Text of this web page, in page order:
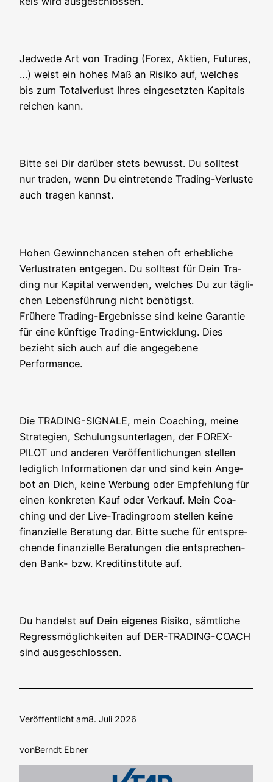
Jed­we­de Art von Tra­ding (Forex, Akti­en, Futures,
…) weist ein hohes Maß an Risi­ko auf, wel­ches
bis zum Total­ver­lust Ihres ein­ge­setz­ten Kapi­tals
rei­chen kann.
Bit­te sei Dir dar­über stets bewusst. Du soll­test
nur traden, wenn Du ein­tre­ten­de Tra­ding-Ver­lus­te
auch tra­gen kannst.
Hohen Gewinn­chan­cen ste­hen oft erheb­li­che
Ver­lust­ra­ten ent­ge­gen. Du soll­test für Dein Tra­
ding nur Kapi­tal ver­wen­den, wel­ches Du zur täg­li­
chen Lebens­füh­rung nicht benö­tigst.
Frü­he­re Tra­ding-Ergeb­nis­se sind kei­ne Garan­tie
für eine künf­ti­ge Tra­ding-Ent­wick­lung. Dies
bezieht sich auch auf die ange­ge­be­ne
Performance.
Die TRADING-SIGNALE, mein Coa­ching, mei­ne
Stra­te­gien, Schu­lungs­un­ter­la­gen, der FOREX-
PILOT und ande­ren Ver­öf­fent­li­chun­gen stel­len
ledig­lich Infor­ma­tio­nen dar und sind kein Ange­
bot an Dich, kei­ne Wer­bung oder Emp­feh­lung für
einen kon­kre­ten Kauf oder Ver­kauf. Mein Coa­
ching und der Live-Tra­din­g­room stel­len kei­ne
finan­zi­el­le Bera­tung dar. Bit­te suche für ent­spre­
chen­de finan­zi­el­le Bera­tun­gen die ent­spre­chen­
den Bank- bzw. Kre­dit­in­sti­tu­te auf.
Du han­delst auf Dein eige­nes Risi­ko, sämt­li­che
Regress­mög­lich­kei­ten auf DER-TRADING-COACH
sind ausgeschlossen.
Veröffentlicht am8. Juli 2026
vonBerndt Ebner